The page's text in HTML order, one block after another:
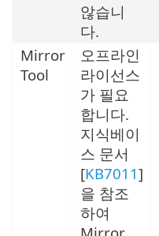
않습니
다.
Mirror
Tool
오프라인
라이선스
가 필요
합니다.
지식베이
스 문서
[KB7011]
을 참조
하여